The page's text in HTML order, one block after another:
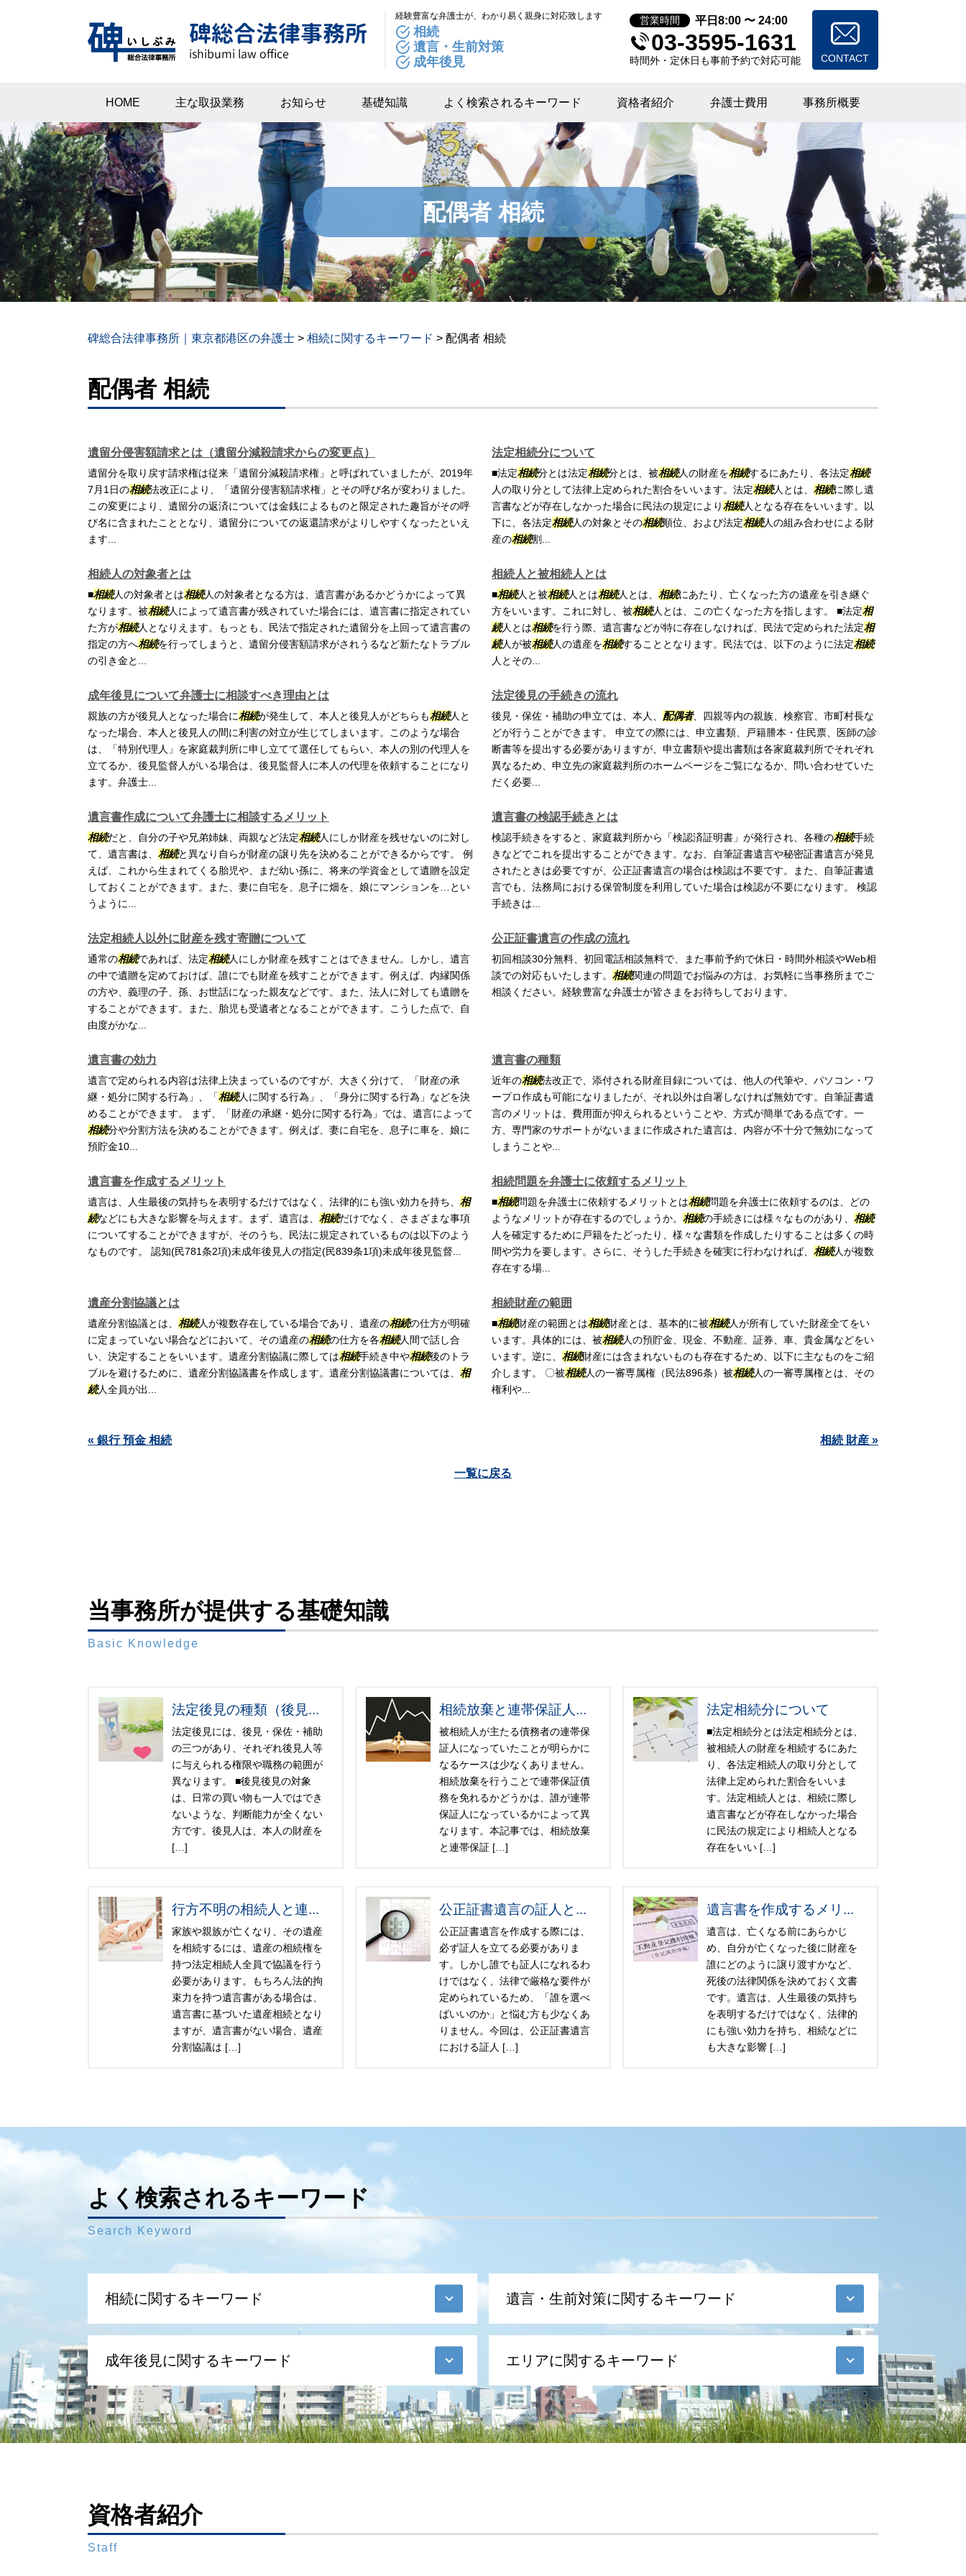
配偶者 相続
経験豊富な弁護士が、わかり易く親身に対応致します
相続
遺言・生前対策
成年後見
営業時間 平日8:00 〜 24:00
03-3595-1631
時間外・定休日も事前予約で対応可能 CONTACT
HOME 主な取扱業務 お知らせ 基礎知識 よく検索されるキーワード 資格者紹介 弁護士費用 事務所概要
碑総合法律事務所｜東京都港区の弁護士 > 相続に関するキーワード > 配偶者 相続
配偶者 相続
遺留分侵害額請求とは（遺留分減殺請求からの変更点）
遺留分を取り戻す請求権は従来「遺留分減殺請求権」と呼ばれていましたが、2019年
7月1日の相続法改正により、「遺留分侵害額請求権」とその呼び名が変わりました。
この変更により、遺留分の返済については金銭によるものと限定された趣旨がその呼
び名に含まれたこととなり、遺留分についての返還請求がよりしやすくなったといえ
ます...
法定相続分について
■法定相続分とは法定相続分とは、被相続人の財産を相続するにあたり、各法定相続
人の取り分として法律上定められた割合をいいます。法定相続人とは、 相続に際し遺
言書などが存在しなかった場合に民法の規定により相続人となる存在をいいます。以
下に、各法定相続人の対象とその相続順位、および法定相続人の組み合わせによる財
産の相続割...
相続人の対象者とは
■相続人の対象者とは相続人の対象者となる方は、遺言書があるかどうかによって異
なります。被相続人によって遺言書が残されていた場合には、遺言書に指定されてい
た方が相続人となりえます。もっとも、民法で指定された遺留分を上回って遺言書の
指定の方へ相続を行ってしまうと、遺留分侵害額請求がされうるなど新たなトラブル
の引き金と...
相続人と被相続人とは
■相続人と被相続人とは相続人とは、 相続にあたり、亡くなった方の遺産を引き継ぐ
方をいいます。これに対し、被相続人とは、この亡くなった方を指します。 ■法定相
続人とは相続を行う際、遺言書などが特に存在しなければ、民法で定められた法定相
続人が被相続人の遺産を相続することとなります。民法では、以下のように法定相続
人とその...
成年後見について弁護士に相談すべき理由とは
親族の方が後見人となった場合に相続が発生して、本人と後見人がどちらも相続人と
なった場合、本人と後見人の間に利害の対立が生じてしまいます。このような場合
は、「特別代理人」を家庭裁判所に申し立てて選任してもらい、本人の別の代理人を
立てるか、後見監督人がいる場合は、後見監督人に本人の代理を依頼することになり
ます。弁護士...
法定後見の手続きの流れ
後見・保佐・補助の申立ては、本人、 配偶者、四親等内の親族、検察官、市町村長な
どが行うことができます。 申立ての際には、申立書類、戸籍謄本・住民票、医師の診
断書等を提出する必要がありますが、申立書類や提出書類は各家庭裁判所でそれぞれ
異なるため、申立先の家庭裁判所のホームページをご覧になるか、問い合わせていた
だく必要...
遺言書作成について弁護士に相談するメリット
相続だと、自分の子や兄弟姉妹、両親など法定相続人にしか財産を残せないのに対し
て、遺言書は、 相続と異なり自らが財産の譲り先を決めることができるからです。 例
えば、これから生まれてくる胎児や、まだ幼い孫に、将来の学資金として遺贈を設定
しておくことができます。また、妻に自宅を、息子に畑を、娘にマンションを…とい
うように...
遺言書の検認手続きとは
検認手続きをすると、家庭裁判所から「検認済証明書」が発行され、各種の相続手続
きなどでこれを提出することができます。なお、自筆証書遺言や秘密証書遺言が発見
されたときは必要ですが、公正証書遺言の場合は検認は不要です。また、自筆証書遺
言でも、法務局における保管制度を利用していた場合は検認が不要になります。 検認
手続きは...
法定相続人以外に財産を残す寄贈について
通常の相続であれば、法定相続人にしか財産を残すことはできません。しかし、遺言
の中で遺贈を定めておけば、誰にでも財産を残すことができます。例えば、内縁関係
の方や、義理の子、孫、お世話になった親友などです。また、法人に対しても遺贈を
することができます。また、胎児も受遺者となることができます。こうした点で、自
由度がかな...
公正証書遺言の作成の流れ
初回相談30分無料、初回電話相談無料で、また事前予約で休日・時間外相談やWeb相
談での対応もいたします。 相続関連の問題でお悩みの方は、お気軽に当事務所までご
相談ください。経験豊富な弁護士が皆さまをお待ちしております。
遺言書の効力
遺言で定められる内容は法律上決まっているのですが、大きく分けて、「財産の承
継・処分に関する行為」、「相続人に関する行為」、「身分に関する行為」などを決
めることができます。 まず、「財産の承継・処分に関する行為」では、遺言によって
相続分や分割方法を決めることができます。例えば、妻に自宅を、息子に車を、娘に
預貯金10...
遺言書の種類
近年の相続法改正で、添付される財産目録については、他人の代筆や、パソコン・ワ
ープロ作成も可能になりましたが、それ以外は自署しなければ無効です。自筆証書遺
言のメリットは、費用面が抑えられるということや、方式が簡単である点です。一
方、専門家のサポートがないままに作成された遺言は、内容が不十分で無効になって
しまうことや...
遺言書を作成するメリット
遺言は、人生最後の気持ちを表明するだけではなく、法律的にも強い効力を持ち、 相
続などにも大きな影響を与えます。まず、遺言は、 相続だけでなく、さまざまな事項
についてすることができますが、そのうち、民法に規定されているものは以下のよう
なものです。 認知(民781条2項)未成年後見人の指定(民839条1項)未成年後見監督...
相続問題を弁護士に依頼するメリット
■相続問題を弁護士に依頼するメリットとは相続問題を弁護士に依頼するのは、どの
ようなメリットが存在するのでしょうか。 相続の手続きには様々なものがあり、 相続
人を確定するために戸籍をたどったり、様々な書類を作成したりすることは多くの時
間や労力を要します。さらに、そうした手続きを確実に行わなければ、 相続人が複数
存在する場...
遺産分割協議とは
遺産分割協議とは、 相続人が複数存在している場合であり、遺産の相続の仕方が明確
に定まっていない場合などにおいて、その遺産の相続の仕方を各相続人間で話し合
い、決定することをいいます。遺産分割協議に際しては相続手続き中や相続後のトラ
ブルを避けるために、遺産分割協議書を作成します。遺産分割協議書については、 相
続人全員が出...
相続財産の範囲
■相続財産の範囲とは相続財産とは、基本的に被相続人が所有していた財産全てをい
います。具体的には、被相続人の預貯金、現金、不動産、証券、車、貴金属などをい
います。逆に、 相続財産には含まれないものも存在するため、以下に主なものをご紹
介します。 〇被相続人の一審専属権（民法896条）被相続人の一審専属権とは、その
権利や...
« 銀行 預金 相続 相続 財産 »
一覧に戻る
当事務所が提供する基礎知識
Basic Knowledge
法定後見の種類（後見...
法定後見には、後見・保佐・補助
の三つがあり、それぞれ後見人等
に与えられる権限や職務の範囲が
異なります。 ■後見後見の対象
は、日常の買い物も一人ではでき
ないような、判断能力が全くない
方です。後見人は、本人の財産を
[…]
相続放棄と連帯保証人...
被相続人が主たる債務者の連帯保
証人になっていたことが明らかに
なるケースは少なくありません。
相続放棄を行うことで連帯保証債
務を免れるかどうかは、誰が連帯
保証人になっているかによって異
なります。本記事では、相続放棄
と連帯保証 […]
法定相続分について
■法定相続分とは法定相続分とは、
被相続人の財産を相続するにあた
り、各法定相続人の取り分として
法律上定められた割合をいいま
す。法定相続人とは、相続に際し
遺言書などが存在しなかった場合
に民法の規定により相続人となる
存在をいい […]
行方不明の相続人と連...
家族や親族が亡くなり、その遺産
を相続するには、遺産の相続権を
持つ法定相続人全員で協議を行う
必要があります。もちろん法的拘
束力を持つ遺言書がある場合は、
遺言書に基づいた遺産相続となり
ますが、遺言書がない場合、遺産
分割協議は […]
公正証書遺言の証人と...
公正証書遺言を作成する際には、
必ず証人を立てる必要がありま
す。しかし誰でも証人になれるわ
けではなく、法律で厳格な要件が
定められているため、「誰を選べ
ばいいのか」と悩む方も少なくあ
りません。今回は、公正証書遺言
における証人 […]
遺言書を作成するメリ...
遺言は、亡くなる前にあらかじ
め、自分が亡くなった後に財産を
誰にどのように譲り渡すかなど、
死後の法律関係を決めておく文書
です。遺言は、人生最後の気持ち
を表明するだけではなく、法律的
にも強い効力を持ち、相続などに
も大きな影響 […]
よく検索されるキーワード
Search Keyword
相続に関するキーワード
遺留分 時効
相続放棄 いつまで
遺言 遺産分割協議
代襲相続 兄弟
遺留分 計算
寄与分 相続
配偶者 相続
遺言・生前対策に関するキーワード
遺言書 無効
生前贈与 特別受益
遺言 相続人
遺言 遺贈
成年後見に関するキーワード
成年後見制度 改正
被後見人 被保佐人
任意後見人 なれる人
成年後見制度
限定承認 相続 財産管理人 弁護士
任意後見制度 手続き
エリアに関するキーワード
相続問題 弁護士 相談 東京23区
財産管理 弁護士 相談 東京23区
財産管理 弁護士 相談 新橋
生前対策 弁護士 相談 港区
資格者紹介
Staff